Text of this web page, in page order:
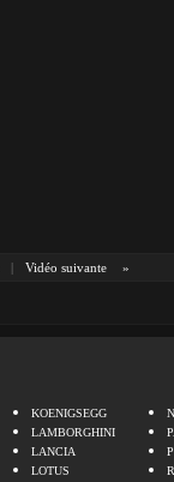
| Vidéo suivante »
KOENIGSEGG
LAMBORGHINI
LANCIA
LOTUS